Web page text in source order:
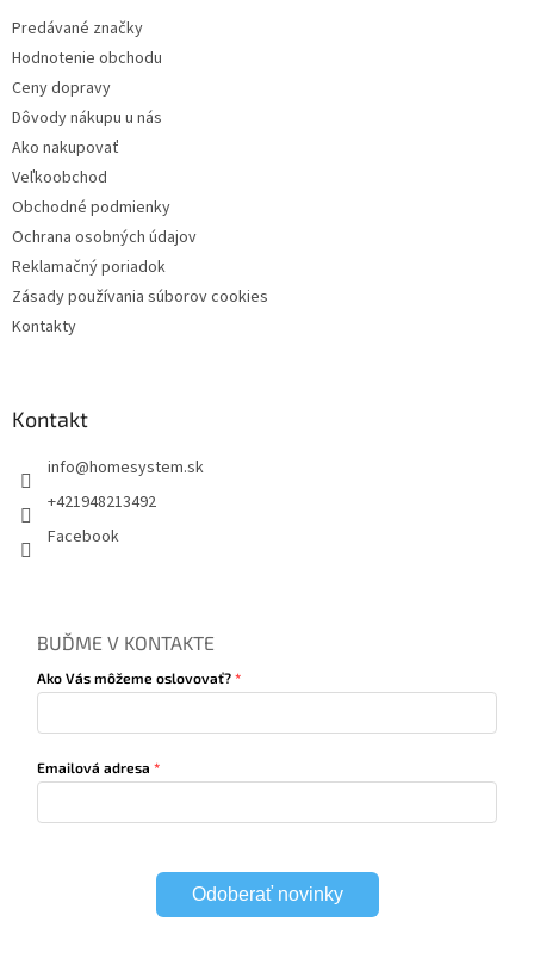
Predávané značky
Hodnotenie obchodu
Ceny dopravy
Dôvody nákupu u nás
Ako nakupovať
Veľkoobchod
Obchodné podmienky
Ochrana osobných údajov
Reklamačný poriadok
Zásady používania súborov cookies
Kontakty
Kontakt
info@homesystem.sk
+421948213492
Facebook
BUĎME V KONTAKTE
Ako Vás môžeme oslovovať?
Emailová adresa
Odoberať novinky